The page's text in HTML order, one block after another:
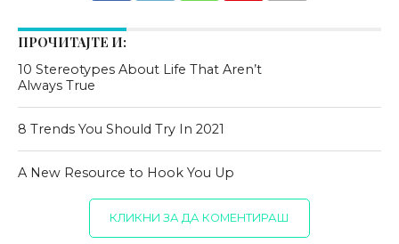
ПРОЧИТАЈТЕ И:
10 Stereotypes About Life That Aren’t
Always True
8 Trends You Should Try In 2021
A New Resource to Hook You Up
КЛИКНИ ЗА ДА КОМЕНТИРАШ